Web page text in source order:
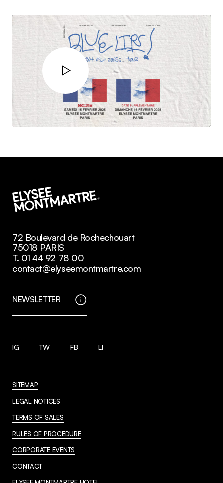
72 Boulevard de Rochechouart
75018 PARIS
T. 01 44 92 78 00
contact@elyseemontmartre.com
NEWSLETTER
IG TW FB LI
SITEMAP
LEGAL NOTICES
TERMS OF SALES
RULES OF PROCEDURE
CORPORATE EVENTS
CONTACT